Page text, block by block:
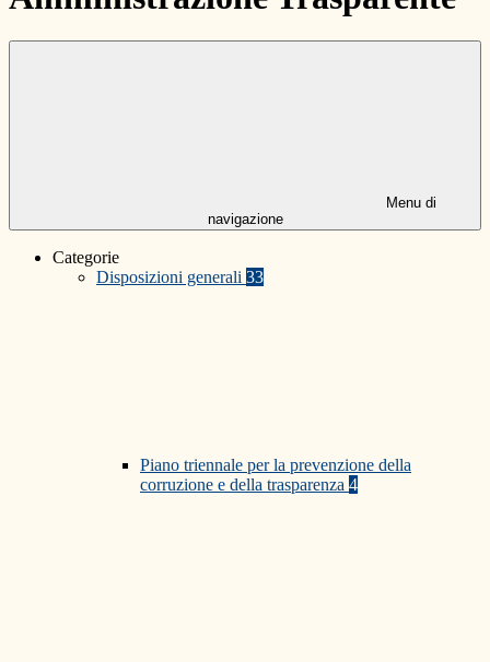
Menu di
navigazione
Categorie
Disposizioni generali 33
Piano triennale per la prevenzione della
corruzione e della trasparenza 4